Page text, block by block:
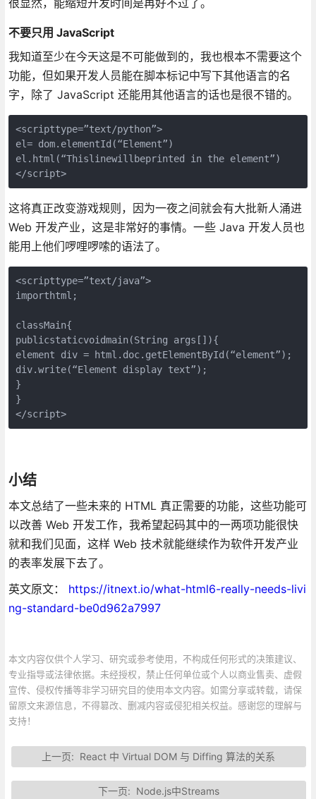
不要只用 JavaScript
我知道至少在今天这是不可能做到的，我也根本不需要这个
功能，但如果开发人员能在脚本标记中写下其他语言的名
字，除了 JavaScript 还能用其他语言的话也是很不错的。
<scripttype=”text/python”>
el= dom.elementId(“Element”)
el.html(“Thislinewillbeprinted in the element”)
</script>
这将真正改变游戏规则，因为一夜之间就会有大批新人涌进
Web 开发产业，这是非常好的事情。一些 Java 开发人员也
能用上他们啰哩啰嗦的语法了。
<scripttype=”text/java”>
importhtml;
classMain{
publicstaticvoidmain(String args[]){
element div = html.doc.getElementById(“element”);
div.write(“Element display text”);
}
}
</script>
小结
本文总结了一些未来的 HTML 真正需要的功能，这些功能可
以改善 Web 开发工作，我希望起码其中的一两项功能很快
就和我们见面，这样 Web 技术就能继续作为软件开发产业
的表率发展下去了。
英文原文： https://itnext.io/what-html6-really-needs-livi
ng-standard-be0d962a7997
本文内容仅供个人学习、研究或参考使用，不构成任何形式的决策建议、
专业指导或法律依据。未经授权，禁止任何单位或个人以商业售卖、虚假
宣传、侵权传播等非学习研究目的使用本文内容。如需分享或转载，请保
留原文来源信息，不得篡改、删减内容或侵犯相关权益。感谢您的理解与
支持！
上一页: React 中 Virtual DOM 与 Diffing 算法的关系
下一页: Node.js中Streams